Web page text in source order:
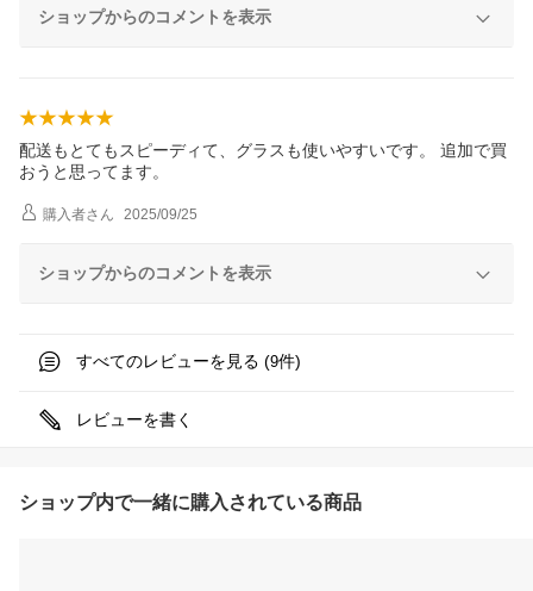
ショップからのコメントを表示
配送もとてもスピーディて、グラスも使いやすいです。 追加で買
おうと思ってます。
購入者さん 2025/09/25
ショップからのコメントを表示
すべてのレビューを見る (9件)
レビューを書く
ショップ内で一緒に購入されている商品